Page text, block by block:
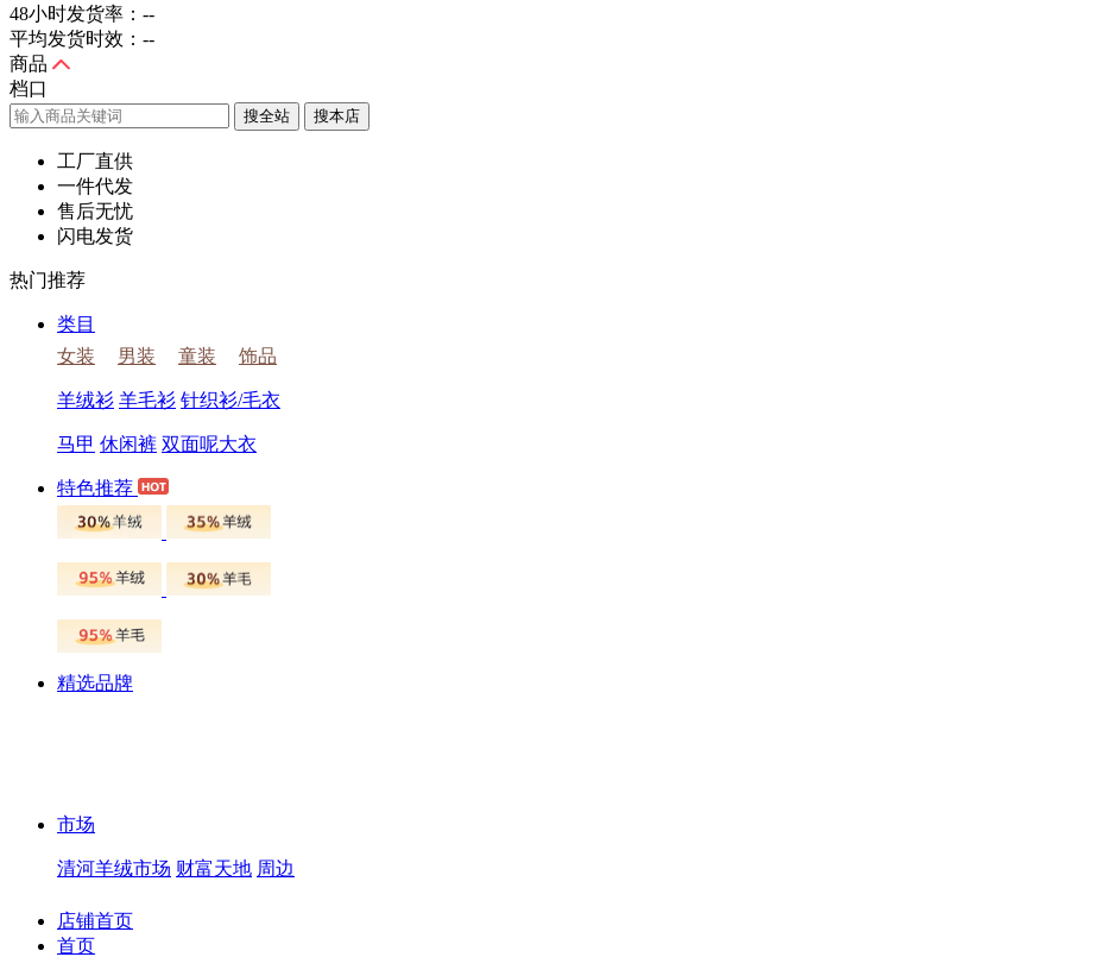
48小时发货率： --
平均发货时效： --
商品
档口
搜全站
工厂直供
一件代发
售后无忧
闪电发货
热门推荐
类目
女装
男装 童装 饰品
羊绒衫 羊毛衫 针织衫/毛衣
马甲 休闲裤 双面呢大衣
特色推荐
精选品牌
市场
清河羊绒市场 财富天地 周边
店铺首页
首页